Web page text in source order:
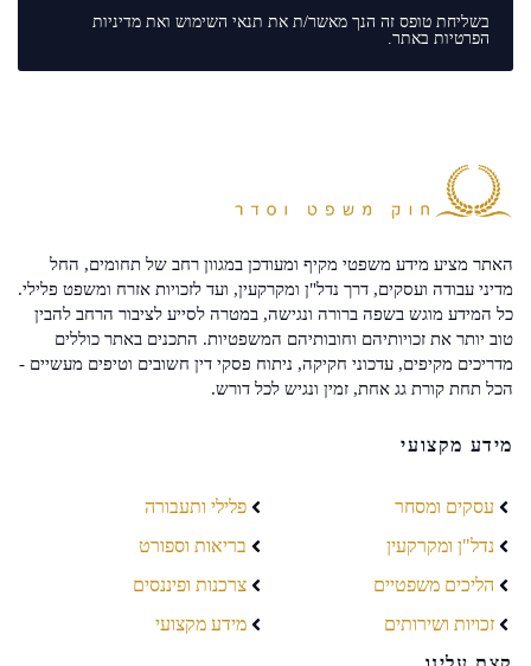
בשליחת טופס זה הנך מאשר/ת את תנאי השימוש ואת מדיניות
הפרטיות באתר.
האתר מציע מידע משפטי מקיף ומעודכן במגוון רחב של תחומים, החל
מדיני עבודה ועסקים, דרך נדל"ן ומקרקעין, ועד לזכויות אזרח ומשפט פלילי.
כל המידע מוגש בשפה ברורה ונגישה, במטרה לסייע לציבור הרחב להבין
טוב יותר את זכויותיהם וחובותיהם המשפטיות. התכנים באתר כוללים
מדריכים מקיפים, עדכוני חקיקה, ניתוח פסקי דין חשובים וטיפים מעשיים -
הכל תחת קורת גג אחת, זמין ונגיש לכל דורש.
מידע מקצועי
עסקים ומסחר
נדל"ן ומקרקעין
הליכים משפטיים
זכויות ושירותים
פלילי ותעבורה
בריאות וספורט
צרכנות ופיננסים
מידע מקצועי